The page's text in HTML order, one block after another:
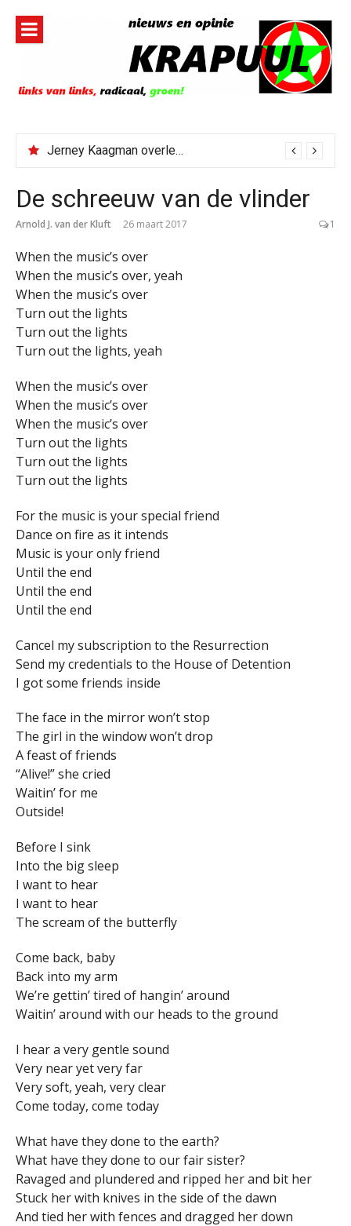
inhoud
Jerney Kaagman overleden
De schreeuw van de vlinder
Arnold J. van der Kluft 26 maart 2017 1
When the music’s over
When the music’s over, yeah
When the music’s over
Turn out the lights
Turn out the lights
Turn out the lights, yeah
When the music’s over
When the music’s over
When the music’s over
Turn out the lights
Turn out the lights
Turn out the lights
For the music is your special friend
Dance on fire as it intends
Music is your only friend
Until the end
Until the end
Until the end
Cancel my subscription to the Resurrection
Send my credentials to the House of Detention
I got some friends inside
The face in the mirror won’t stop
The girl in the window won’t drop
A feast of friends
“Alive!” she cried
Waitin’ for me
Outside!
Before I sink
Into the big sleep
I want to hear
I want to hear
The scream of the butterfly
Come back, baby
Back into my arm
We’re gettin’ tired of hangin’ around
Waitin’ around with our heads to the ground
I hear a very gentle sound
Very near yet very far
Very soft, yeah, very clear
Come today, come today
What have they done to the earth?
What have they done to our fair sister?
Ravaged and plundered and ripped her and bit her
Stuck her with knives in the side of the dawn
And tied her with fences and dragged her down